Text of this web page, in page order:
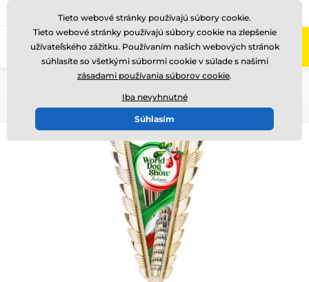
Zavolajte nám (Po-Pi 8-17) +421220255160
Tieto webové stránky používajú súbory cookie.
Tieto webové stránky používajú súbory cookie na zlepšenie
užívateľského zážitku. Používaním našich webových stránok
súhlasíte so všetkými súbormi cookie v súlade s našimi
zásadami používania súborov cookie.
Iba nevyhnutné
Súhlasím